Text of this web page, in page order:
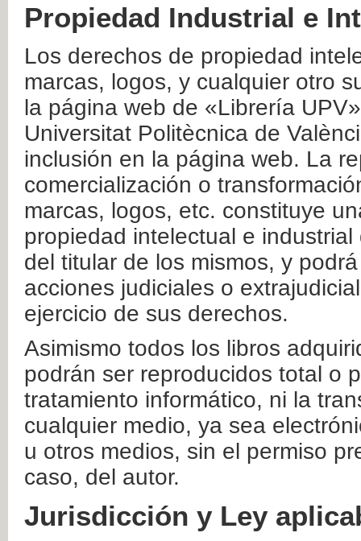
Propiedad Industrial e
Los derechos de propiedad
marcas, logos, y cualquier otro
la página web de «Librería
Universitat Politècnica de
inclusión en la página web. La
comercialización o
marcas, logos, etc. constituye
propiedad intelectual e
del titular de los mismos, y
acciones judiciales o
ejercicio de sus derechos.
Asimismo todos los libros
podrán ser reproducidos total o
tratamiento informático, ni la
cualquier medio, ya sea
u otros medios, sin el permiso
caso, del autor.
Jurisdicción y Ley